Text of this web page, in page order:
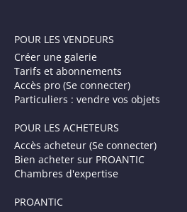
POUR LES VENDEURS
Créer une galerie
Tarifs et abonnements
Accès pro (Se connecter)
Particuliers : vendre vos objets
POUR LES ACHETEURS
Accès acheteur (Se connecter)
Bien acheter sur PROANTIC
Chambres d'expertise
PROANTIC